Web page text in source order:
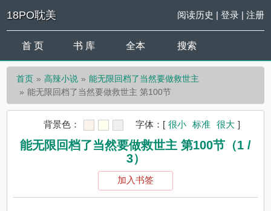
18PO耽美 阅读历史 | 登录| 注册
首 页 书 库 全本 搜索
首页 高辣小说
能无限回档了当然要做救世主
能无限回档了当然要做救世主 第100节
背景色： 字体： [ 很小 标准 很大 ]
能无限回档了当然要做救世主 第100节（1 /
3）
加入书签